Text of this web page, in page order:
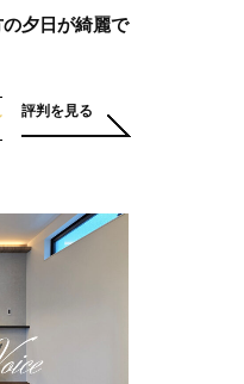
夕日が綺麗で
評判を見る